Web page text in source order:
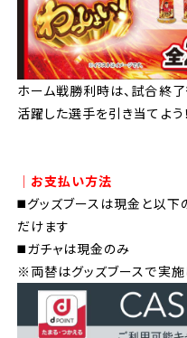
ホーム戦勝利時は、試合終了
活躍した選手を引き当てよう！
│お支払い方法
◼️グッズブースは現金と以下
だけます
◼️ガチャは現金のみ
※両替はグッズブースで実施